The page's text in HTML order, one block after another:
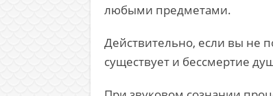
любыми предметами.
Действительно, если вы не
существует и бессмертие